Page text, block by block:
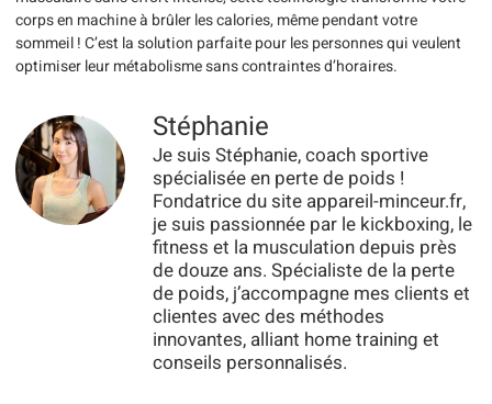
corps en machine à brûler les calories, même pendant votre
sommeil ! C’est la solution parfaite pour les personnes qui veulent
optimiser leur métabolisme sans contraintes d’horaires.
Stéphanie
Je suis Stéphanie, coach sportive
spécialisée en perte de poids !
Fondatrice du site appareil-minceur.fr,
je suis passionnée par le kickboxing, le
fitness et la musculation depuis près
de douze ans. Spécialiste de la perte
de poids, j’accompagne mes clients et
clientes avec des méthodes
innovantes, alliant home training et
conseils personnalisés.